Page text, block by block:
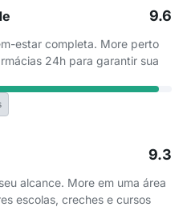
9.6
estar completa. More perto
24h para garantir sua
9.3
alcance. More em uma área
escolas, creches e cursos